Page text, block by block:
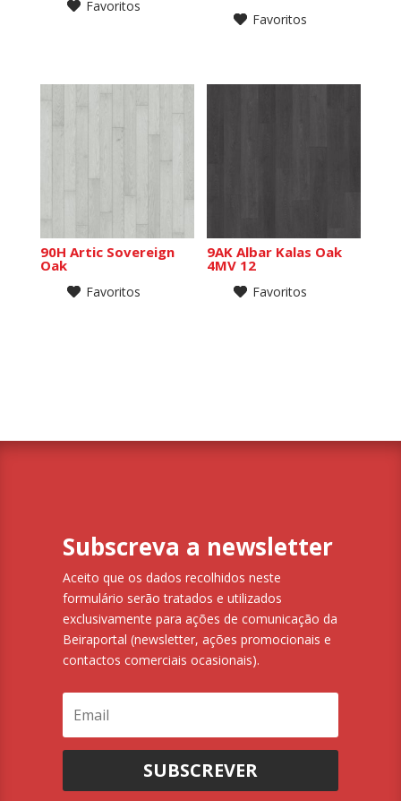
Favoritos
Favoritos
90H Artic Sovereign
Oak
Favoritos
9AK Albar Kalas Oak
4MV 12
Favoritos
Subscreva a newsletter
Aceito que os dados recolhidos neste
formulário serão tratados e utilizados
exclusivamente para ações de comunicação da
Beiraportal (newsletter, ações promocionais e
contactos comerciais ocasionais).
SUBSCREVER